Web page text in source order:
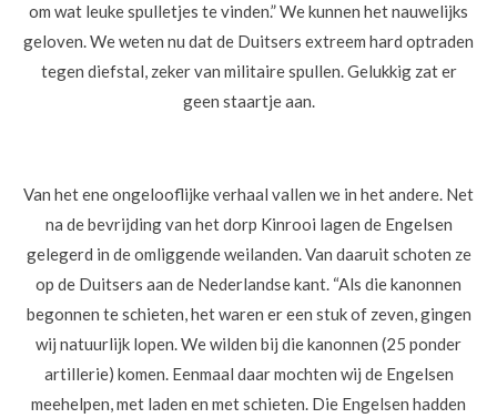
om wat leuke spulletjes te vinden.” We kunnen het nauwelijks
geloven. We weten nu dat de Duitsers extreem hard optraden
tegen diefstal, zeker van militaire spullen. Gelukkig zat er
geen staartje aan.
Van het ene ongelooflijke verhaal vallen we in het andere. Net
na de bevrijding van het dorp Kinrooi lagen de Engelsen
gelegerd in de omliggende weilanden. Van daaruit schoten ze
op de Duitsers aan de Nederlandse kant. “Als die kanonnen
begonnen te schieten, het waren er een stuk of zeven, gingen
wij natuurlijk lopen. We wilden bij die kanonnen (25 ponder
artillerie) komen. Eenmaal daar mochten wij de Engelsen
meehelpen, met laden en met schieten. Die Engelsen hadden